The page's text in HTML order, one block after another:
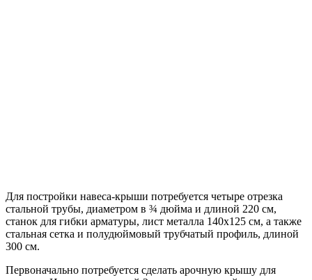
Для постройки навеса-крыши потребуется четыре отрезка
стальной трубы, диаметром в ¾ дюйма и длиной 220 см,
станок для гибки арматуры, лист металла 140х125 см, а также
стальная сетка и полудюймовый трубчатый профиль, длиной
300 см.
Первоначально потребуется сделать арочную крышу для